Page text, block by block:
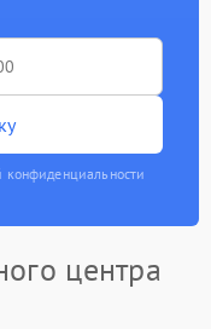
конфиденциальности
центра